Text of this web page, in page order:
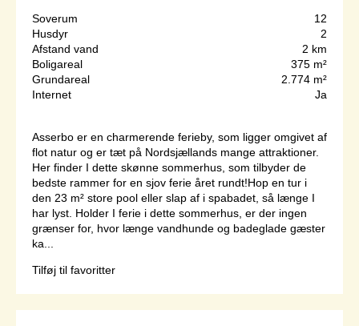
Soverum
12
Husdyr
2
Afstand vand
2 km
Boligareal
375 m²
Grundareal
2.774 m²
Internet
Ja
Asserbo er en charmerende ferieby, som ligger omgivet af
flot natur og er tæt på Nordsjællands mange attraktioner.
Her finder I dette skønne sommerhus, som tilbyder de
bedste rammer for en sjov ferie året rundt!Hop en tur i
den 23 m² store pool eller slap af i spabadet, så længe I
har lyst. Holder I ferie i dette sommerhus, er der ingen
grænser for, hvor længe vandhunde og badeglade gæster
ka...
Tilføj til favoritter